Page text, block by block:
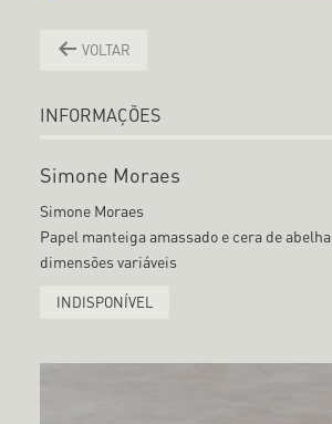
VOLTAR
INFORMAÇÕES
Simone Moraes
Simone Moraes
Papel manteiga amassado e cera de abelha
dimensões variáveis
INDISPONÍVEL